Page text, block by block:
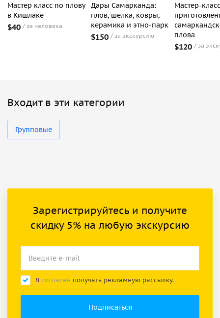
Мастер класс по плову
в Кишлаке
$40 за человека
Дары Самарканда:
плов, шелка, ковры,
керамика и этно-парк
$150 за экскурсию
Мастер-
плова
$120 за
Входит в эти категории
Групповые
Зарегистрируйтесь и получите
скидку 5% на любую экскурсию
Я согласен получать рекламную рассылку.